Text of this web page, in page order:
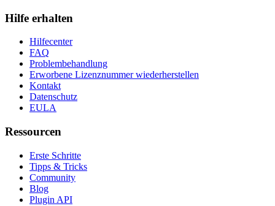
Hilfe erhalten
Hilfecenter
FAQ
Problembehandlung
Erworbene Lizenznummer wiederherstellen
Kontakt
Datenschutz
EULA
Ressourcen
Erste Schritte
Tipps & Tricks
Community
Blog
Plugin API